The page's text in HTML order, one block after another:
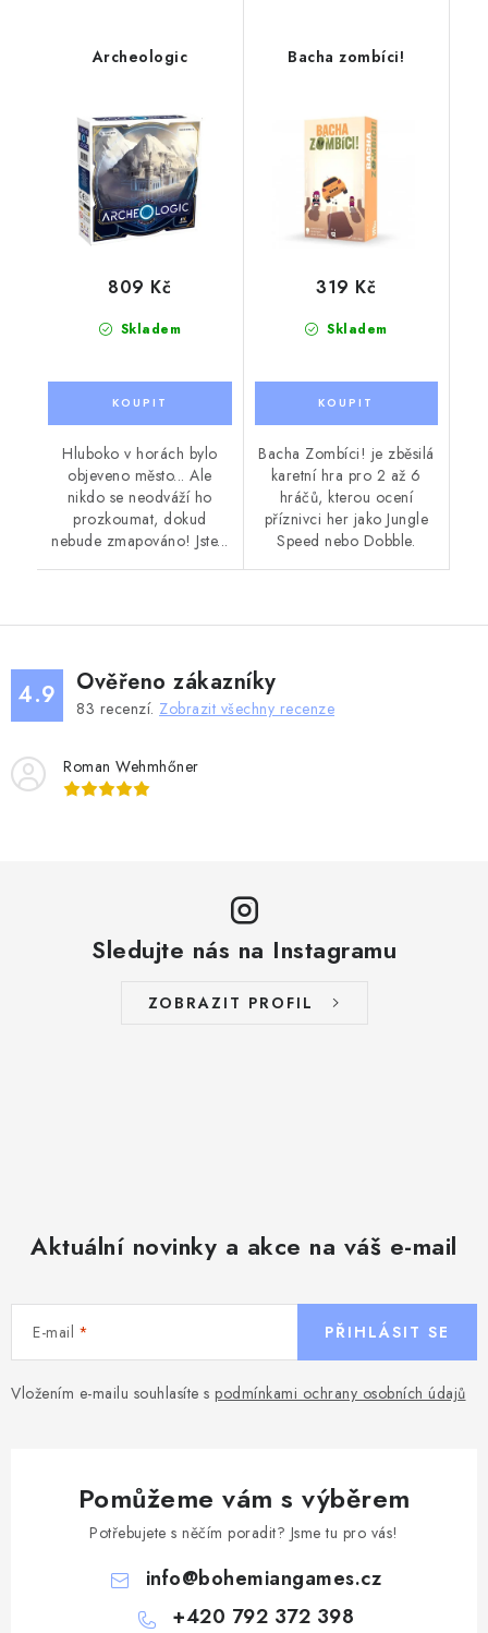
Archeologic
Skladem
809 Kč
Hluboko v horách bylo
objeveno město... Ale
nikdo se neodváží ho
prozkoumat, dokud
nebude zmapováno! Jste...
Bacha zombíci!
Skladem
319 Kč
Bacha Zombíci! je zběsilá
karetní hra pro 2 až 6
hráčů, kterou ocení
příznivci her jako Jungle
Speed nebo Dobble.
4.9 Ověřeno zákazníky
83 recenzí. Zobrazit všechny recenze
Roman Wehmhőner
Sledujte nás na Instagramu
ZOBRAZIT PROFIL
Aktuální novinky a akce na váš e-mail
E-mail
Vložením e-mailu souhlasíte s podmínkami ochrany osobních údajů
PŘIHLÁSIT SE
Pomůžeme vám s výběrem
Potřebujete s něčím poradit? Jsme tu pro vás!
info@bohemiangames.cz
+420 792 372 398